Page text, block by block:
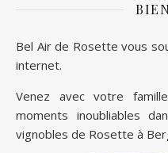
Bel Air de Rosette vous
internet.
Venez avec votre
moments inoubliables
vignobles de Rosette à